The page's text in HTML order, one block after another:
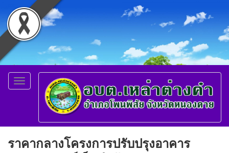
Toggle
navigation
ราคากลางโครงการปรับปรุงอาคาร